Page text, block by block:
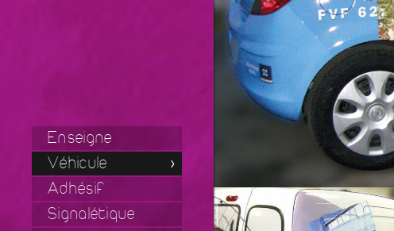
Enseigne
Véhicule
Adhésif
Signalétique